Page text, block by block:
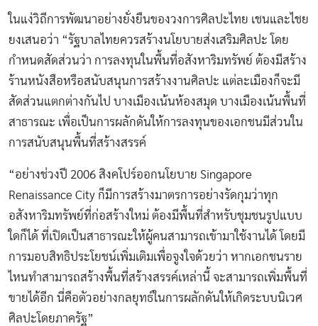
ในแง่วิถีการพัฒนาอย่างยั่งยืนของวงการศิลปะไทย เชนและไชย
ยงเสนอว่า “รัฐบาลไทยควรสร้างนโยบายส่งเสริมศิลปะ โดย
กำหนดสัดส่วนว่า การลงทุนในพื้นที่อสังหาริมทรัพย์ ต้องมีสร้าง
ร้านหนังสือหรือสนับสนุนการสร้างงานศิลปะ แต่ละเมืองก็จะมี
สัดส่วนแตกต่างกันไป บางเมืองเน้นห้องสมุด บางเมืองเน้นพื้นที่
สาธารณะ เพื่อเป็นการผลักดันให้การลงทุนของเอกชนมีส่วนใน
การสนับสนุนพื้นที่สร้างสรรค์
“อย่างช่วงปี 2006 สิงคโปร์ออกนโยบาย Singapore
Renaissance City ก็มีการสร้างมาตรการอย่างรัดกุมว่าทุก
อสังหาริมทรัพย์ที่ก่อสร้างใหม่ ต้องมีพื้นที่สำหรับชุมชนรูปแบบ
ใดก็ได้ ที่เปิดเป็นสาธารณะให้ผู้คนสามารถเข้ามาใช้งานได้ โดยมี
การมอบสิทธิประโยชน์เพิ่มเติมเพื่อจูงใจด้วยว่า หากเอกชนราย
ไหนทำสามารถสร้างพื้นที่สร้างสรรค์เหล่านี้ จะสามารถเพิ่มพื้นที่
ขายได้อีก นี่คือตัวอย่างกลยุทธ์ในการผลักดันให้เกิดระบบนิเวศ
ศิลปะโดยภาครัฐ”